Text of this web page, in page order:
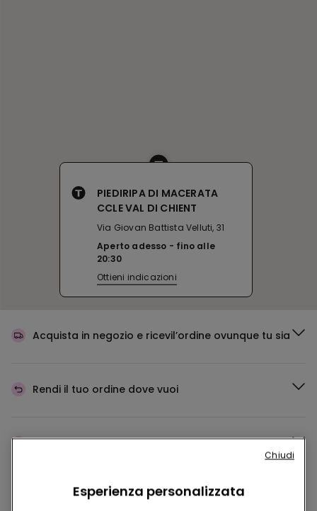
PIEDIRIPA DI MACERATA
CCLE VAL DI CHIENT
Via Giovan Battista Velluti, 31
Aperto adesso
fino alle
20:30
Ottieni indicazioni
Acquista in negozio e ricevil’ordine ovunque tu sia
Rendi il tuo ordine dove vuoi
Cambia la mercein negozio
Programma FedeltàTEZENIS TALENT
Esperienza personalizzata
Chiudi